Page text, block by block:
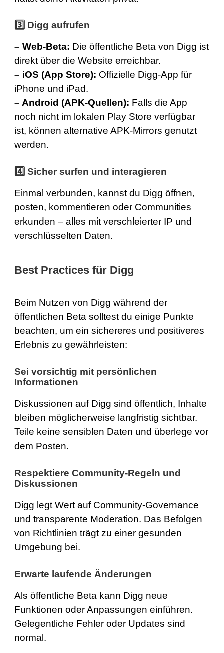
3️⃣ Digg aufrufen
– Web-Beta: Die öffentliche Beta von Digg ist
direkt über die Website erreichbar.
– iOS (App Store): Offizielle Digg-App für
iPhone und iPad.
– Android (APK-Quellen): Falls die App
noch nicht im lokalen Play Store verfügbar
ist, können alternative APK-Mirrors genutzt
werden.
4️⃣ Sicher surfen und interagieren
Einmal verbunden, kannst du Digg öffnen,
posten, kommentieren oder Communities
erkunden – alles mit verschleierter IP und
verschlüsselten Daten.
Best Practices für Digg
Beim Nutzen von Digg während der
öffentlichen Beta solltest du einige Punkte
beachten, um ein sichereres und positiveres
Erlebnis zu gewährleisten:
Sei vorsichtig mit persönlichen
Informationen
Diskussionen auf Digg sind öffentlich, Inhalte
bleiben möglicherweise langfristig sichtbar.
Teile keine sensiblen Daten und überlege vor
dem Posten.
Respektiere Community-Regeln und
Diskussionen
Digg legt Wert auf Community-Governance
und transparente Moderation. Das Befolgen
von Richtlinien trägt zu einer gesunden
Umgebung bei.
Erwarte laufende Änderungen
Als öffentliche Beta kann Digg neue
Funktionen oder Anpassungen einführen.
Gelegentliche Fehler oder Updates sind
normal.